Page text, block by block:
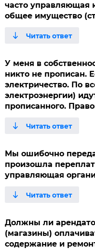
часто управляющая
общее имущество
У меня в
никто не прописан.
электричество. По
электроэнергии)
прописанного.
Мы ошибочно
произошла
управляющая
Должны ли
(магазины)
содержание и